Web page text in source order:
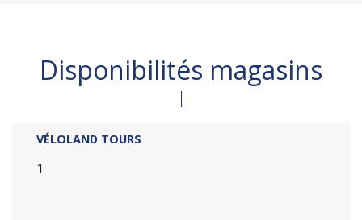
Disponibilités magasins
VÉLOLAND TOURS
1